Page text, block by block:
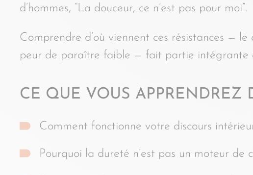
d’hommes, “La douceur, ce n’est pas pour moi”.
Comprendre d’où viennent ces résistances —
peur de paraître faible — fait partie intégrante
CE QUE VOUS APPRENDREZ
Comment fonctionne votre discours
Pourquoi la dureté n’est pas un moteur de